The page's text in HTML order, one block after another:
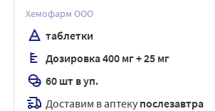
Хемофарм ООО
таблетки
Дозировка 400 мг + 25 мг
60 шт в уп.
Доставим в аптеку послезавтра